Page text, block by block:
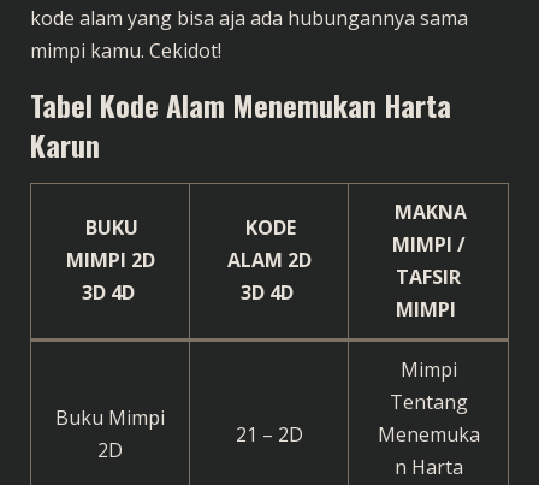
kode alam yang bisa aja ada hubungannya sama
mimpi kamu. Cekidot!
Tabel Kode Alam Menemukan Harta
Karun
BUKU
MIMPI 2D
3D 4D
KODE
ALAM 2D
3D 4D
MAKNA
MIMPI /
TAFSIR
MIMPI
Buku Mimpi
2D
21 – 2D
Mimpi
Tentang
Menemuka
n Harta